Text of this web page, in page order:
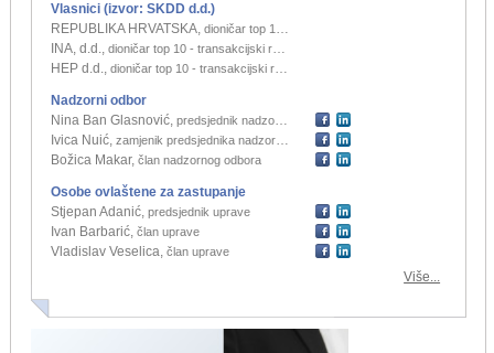
Vlasnici (izvor: SKDD d.d.)
REPUBLIKA HRVATSKA, dioničar top 10 - zastupnički račun
INA, d.d., dioničar top 10 - transakcijski račun
HEP d.d., dioničar top 10 - transakcijski račun
Nadzorni odbor
Nina Ban Glasnović, predsjednik nadzornog odbora
Ivica Nuić, zamjenik predsjednika nadzornog odbora
Božica Makar, član nadzornog odbora
Osobe ovlaštene za zastupanje
Stjepan Adanić, predsjednik uprave
Ivan Barbarić, član uprave
Vladislav Veselica, član uprave
Više...